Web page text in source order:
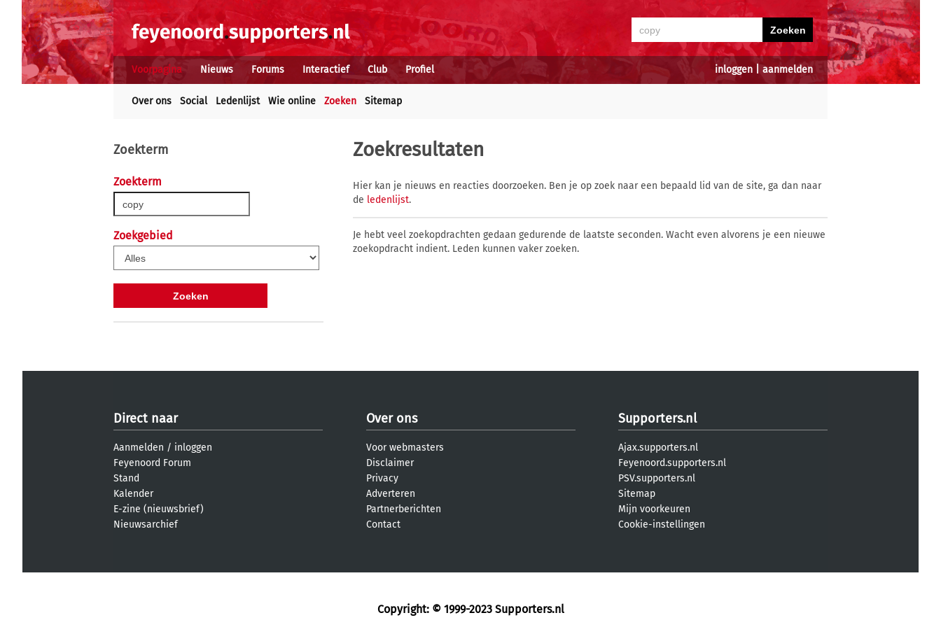
inloggen aanmelden
Voorpagina Nieuws Forums Interactief Club Profiel
Over ons Social Ledenlijst Wie online Zoeken Sitemap
Zoekterm
Zoekterm
Zoekgebied
Zoekresultaten
Hier kan je nieuws en reacties doorzoeken. Ben je op zoek naar een bepaald lid van de site, ga dan naar
de ledenlijst.
Je hebt veel zoekopdrachten gedaan gedurende de laatste seconden. Wacht even alvorens je een nieuwe
zoekopdracht indient. Leden kunnen vaker zoeken.
Direct naar
Aanmelden / inloggen
Feyenoord Forum
Stand
Kalender
E-zine (nieuwsbrief)
Nieuwsarchief
Over ons
Voor webmasters
Disclaimer
Privacy
Adverteren
Partnerberichten
Contact
Supporters.nl
Ajax.supporters.nl
Feyenoord.supporters.nl
PSV.supporters.nl
Sitemap
Mijn voorkeuren
Cookie-instellingen
Copyright: © 1999-2023 Supporters.nl